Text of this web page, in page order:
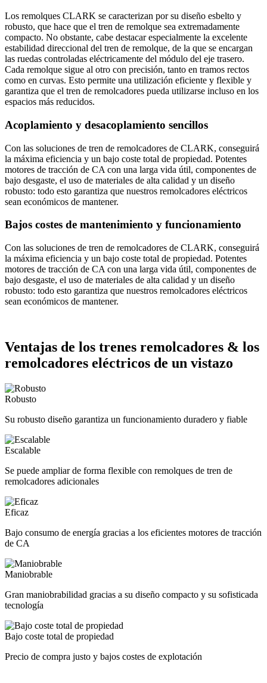
Los remolques CLARK se caracterizan por su diseño esbelto y
robusto, que hace que el tren de remolque sea extremadamente
compacto. No obstante, cabe destacar especialmente la excelente
estabilidad direccional del tren de remolque, de la que se encargan
las ruedas controladas eléctricamente del módulo del eje trasero.
Cada remolque sigue al otro con precisión, tanto en tramos rectos
como en curvas. Esto permite una utilización eficiente y flexible y
garantiza que el tren de remolcadores pueda utilizarse incluso en los
espacios más reducidos.
Acoplamiento y desacoplamiento sencillos
Con las soluciones de tren de remolcadores de CLARK, conseguirá
la máxima eficiencia y un bajo coste total de propiedad. Potentes
motores de tracción de CA con una larga vida útil, componentes de
bajo desgaste, el uso de materiales de alta calidad y un diseño
robusto: todo esto garantiza que nuestros remolcadores eléctricos
sean económicos de mantener.
Bajos costes de mantenimiento y funcionamiento
Con las soluciones de tren de remolcadores de CLARK, conseguirá
la máxima eficiencia y un bajo coste total de propiedad. Potentes
motores de tracción de CA con una larga vida útil, componentes de
bajo desgaste, el uso de materiales de alta calidad y un diseño
robusto: todo esto garantiza que nuestros remolcadores eléctricos
sean económicos de mantener.
Ventajas de los trenes remolcadores & los
remolcadores eléctricos de un vistazo
Robusto
Su robusto diseño garantiza un funcionamiento duradero y fiable
Escalable
Se puede ampliar de forma flexible con remolques de tren de
remolcadores adicionales
Eficaz
Bajo consumo de energía gracias a los eficientes motores de tracción
de CA
Maniobrable
Gran maniobrabilidad gracias a su diseño compacto y su sofisticada
tecnología
Bajo coste total de propiedad
Precio de compra justo y bajos costes de explotación